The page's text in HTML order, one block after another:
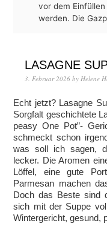
vor dem
werden. Die
LASAGNE
3. Februar 2026 by Helene
Echt jetzt? Lasagne
Sorgfalt geschichtete
peasy One Pot”-
schmeckt schon
was soll ich sagen,
lecker. Die Aromen
Löffel, eine gute
Parmesan machen
Doch das Beste sind
sich mit der Suppe
Wintergericht, gesund,